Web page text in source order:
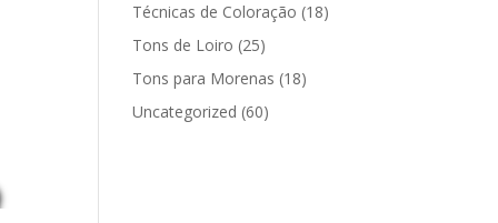
Técnicas de Coloração (18)
Tons de Loiro (25)
Tons para Morenas (18)
Uncategorized (60)